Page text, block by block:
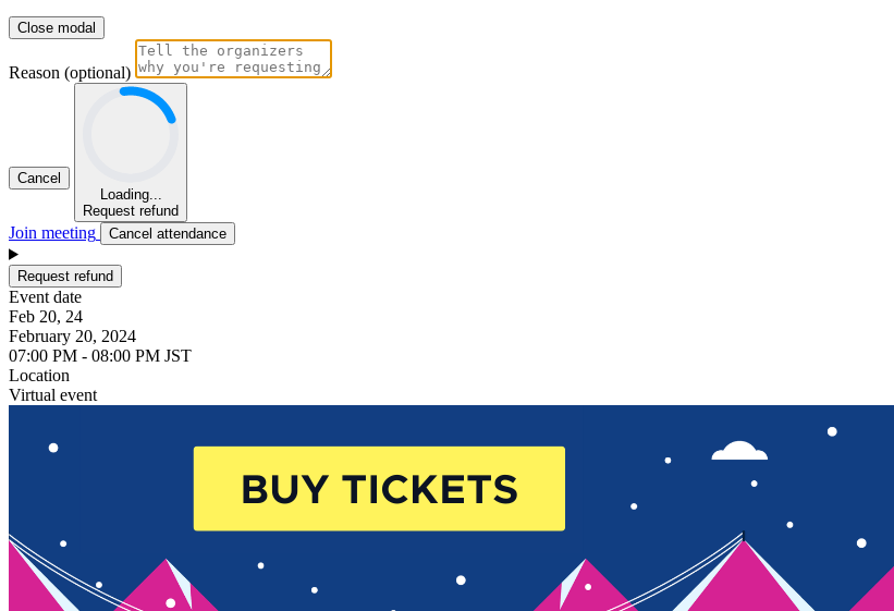
Close modal
Reason (optional)
Cancel
Loading...
Request refund
Join meeting Cancel attendance
Request refund
Event date
Feb 20, 24
February 20, 2024
07:00 PM - 08:00 PM JST
Location
Virtual event